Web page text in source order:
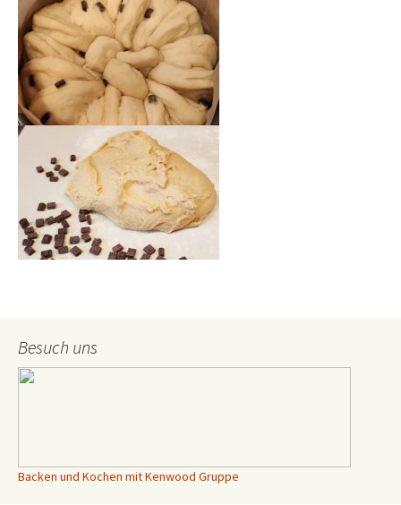
Besuch uns
Backen und Kochen mit Kenwood Gruppe